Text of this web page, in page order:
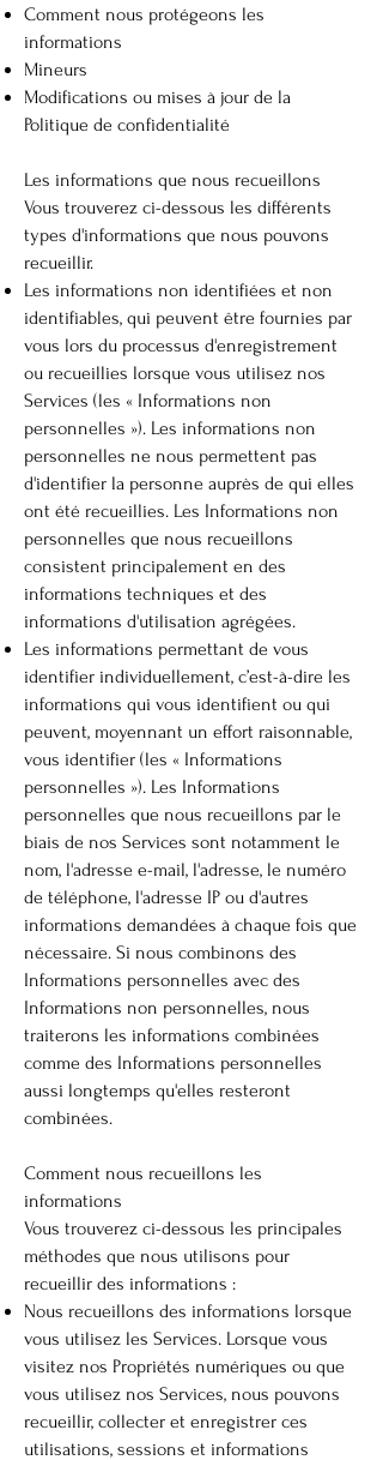
Comment nous protégeons les
informations
Mineurs
Modifications ou mises à jour de la
Politique de confidentialité
Les informations que nous recueillons
Vous trouverez ci-dessous les différents
types d'informations que nous pouvons
recueillir.
Les informations non identifiées et non
identifiables, qui peuvent être fournies par
vous lors du processus d'enregistrement
ou recueillies lorsque vous utilisez nos
Services (les « Informations non
personnelles »). Les informations non
personnelles ne nous permettent pas
d'identifier la personne auprès de qui elles
ont été recueillies. Les Informations non
personnelles que nous recueillons
consistent principalement en des
informations techniques et des
informations d'utilisation agrégées.
Les informations permettant de vous
identifier individuellement, c’est-à-dire les
informations qui vous identifient ou qui
peuvent, moyennant un effort raisonnable,
vous identifier (les « Informations
personnelles »). Les Informations
personnelles que nous recueillons par le
biais de nos Services sont notamment le
nom, l'adresse e-mail, l'adresse, le numéro
de téléphone, l'adresse IP ou d'autres
informations demandées à chaque fois que
nécessaire. Si nous combinons des
Informations personnelles avec des
Informations non personnelles, nous
traiterons les informations combinées
comme des Informations personnelles
aussi longtemps qu'elles resteront
combinées.
Comment nous recueillons les
informations
Vous trouverez ci-dessous les principales
méthodes que nous utilisons pour
recueillir des informations :
Nous recueillons des informations lorsque
vous utilisez les Services. Lorsque vous
visitez nos Propriétés numériques ou que
vous utilisez nos Services, nous pouvons
recueillir, collecter et enregistrer ces
utilisations, sessions et informations